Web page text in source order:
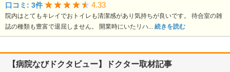
口コミ: 3件 4.33
院内はとてもキレイでおトイレも清潔感があり気持ちが良いです。 待合室の雑
誌の種類も豊富で退屈しません。 開業時にいたリハ... 続きを読む
【病院なびドクタビュー】ドクター取材記事